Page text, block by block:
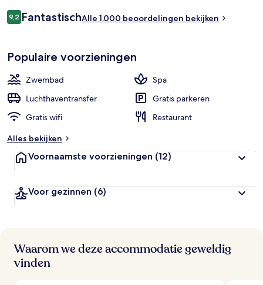
Luchtfoto
Trolley Station 1.
Beoordelingen
9,29,2 op 10 –
FantastischAlle 1.000 beoordelingen bekijken
Populaire voorzieningen
Zwembad
Spa
Luchthaventransfer
Gratis parkeren
Gratis wifi
Restaurant
Alles bekijken
Voornaamste voorzieningen (12)
Voor gezinnen (6)
Waarom we deze accommodatie geweldig
vinden